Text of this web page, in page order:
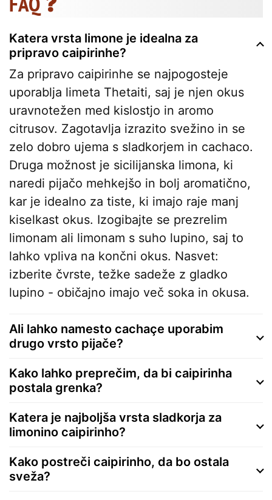
Katera vrsta limone je idealna za
pripravo caipirinhe?
Za pripravo caipirinhe se najpogosteje
uporablja limeta Thetaiti, saj je njen okus
uravnotežen med kislostjo in aromo
citrusov. Zagotavlja izrazito svežino in se
zelo dobro ujema s sladkorjem in cachaco.
Druga možnost je sicilijanska limona, ki
naredi pijačo mehkejšo in bolj aromatično,
kar je idealno za tiste, ki imajo raje manj
kiselkast okus. Izogibajte se prezrelim
limonam ali limonam s suho lupino, saj to
lahko vpliva na končni okus. Nasvet:
izberite čvrste, težke sadeže z gladko
lupino - običajno imajo več soka in okusa.
Ali lahko namesto cachaçe uporabim
drugo vrsto pijače?
Kako lahko preprečim, da bi caipirinha
postala grenka?
Katera je najboljša vrsta sladkorja za
limonino caipirinho?
Kako postreči caipirinho, da bo ostala
sveža?